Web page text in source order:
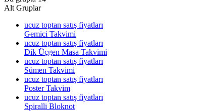
Alt Gruplar
ucuz toptan satış fiyatları
Gemici Takvimi
ucuz toptan satış fiyatları
Dik Üçgen Masa Takvimi
ucuz toptan satış fiyatları
Sümen Takvimi
ucuz toptan satış fiyatları
Poster Takvim
ucuz toptan satış fiyatları
Spiralli Bloknot